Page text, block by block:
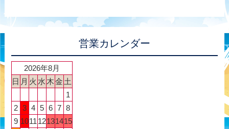
営業カレンダー
2026年8月
日 月 火 水 木金 土
1
2 3 4 5 6 7 8
9 1011 12131415